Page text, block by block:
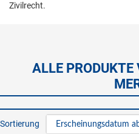
Zivilrecht.
ALLE
Sortierung Erscheinungsdatum